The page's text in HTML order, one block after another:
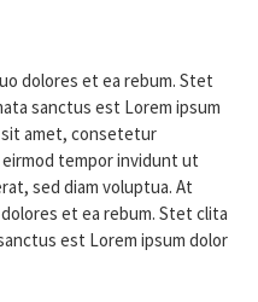
dolores et ea rebum. Stet
sanctus est Lorem ipsum
amet, consetetur
tempor invidunt ut
sed diam voluptua. At
et ea rebum. Stet clita
est Lorem ipsum dolor